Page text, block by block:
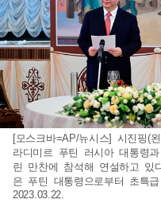
[모스크바=AP/뉴시스] 시진핑(
라디미르 푸틴 러시아 대통령
린 만찬에 참석해 연설하고 있
은 푸틴 대통령으로부터 초특
2023.03.22.